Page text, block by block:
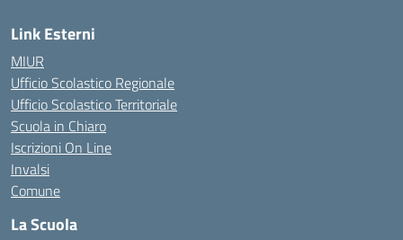
Link Esterni
MIUR
Ufficio Scolastico Regionale
Ufficio Scolastico Territoriale
Scuola in Chiaro
Iscrizioni On Line
Invalsi
Comune
La Scuola